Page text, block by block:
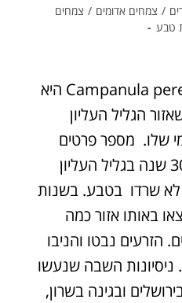
/ צמחים אדומים / צמחים
טבע
פעמונית הדורה Campanula peregrina היא
הגליל העליון
שלו. מספר פרטים
נמצאו באקראי לפני כ-30 שנה בגליל העליון
לא שרדו בטבע. בשנות
באותו אזור כמה
הזרעים נבטו והניבו
ניסיונות השבה שנעשו
ובגינה בשרון,